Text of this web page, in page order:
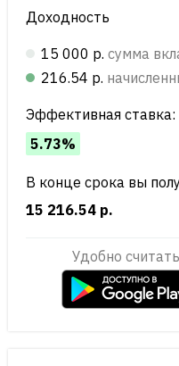
Доходность
15 000 р. сумма
216.54 р.
Эффективная ставка:
5.73%
В конце срока вы
15 216.54 р.
Удобно